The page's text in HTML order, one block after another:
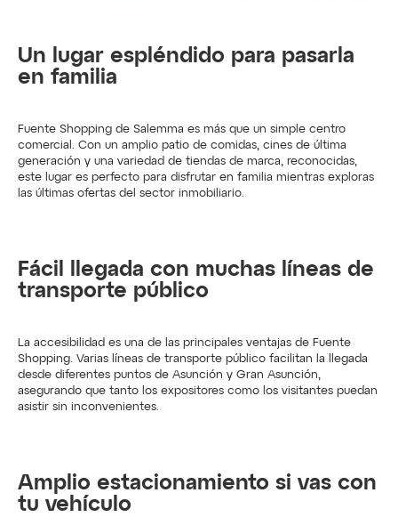
Un lugar espléndido para pasarla
en familia
Fuente Shopping de Salemma es más que un simple centro
comercial. Con un amplio patio de comidas, cines de última
generación y una variedad de tiendas de marca, reconocidas,
este lugar es perfecto para disfrutar en familia mientras exploras
las últimas ofertas del sector inmobiliario.
Fácil llegada con muchas líneas de
transporte público
La accesibilidad es una de las principales ventajas de Fuente
Shopping. Varias líneas de transporte público facilitan la llegada
desde diferentes puntos de Asunción y Gran Asunción,
asegurando que tanto los expositores como los visitantes puedan
asistir sin inconvenientes.
Amplio estacionamiento si vas con
tu vehículo